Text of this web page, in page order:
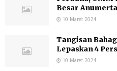
Besar Anumerta
10 Maret 2024
Tangisan
Lepaskan 4
10 Maret 2024